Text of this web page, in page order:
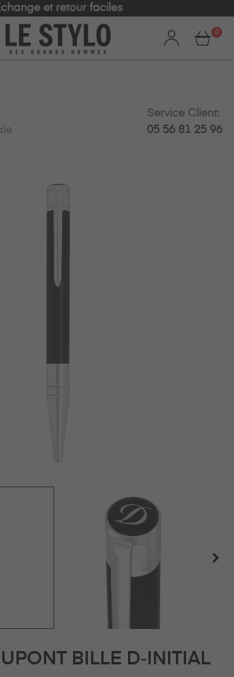
et retour faciles
0
Service Client:
05 56 81 25 96
BILLE D‑INITIAL